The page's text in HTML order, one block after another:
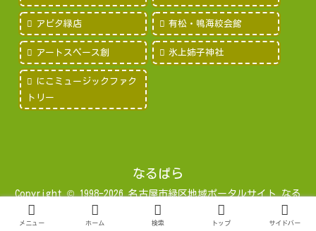
アピタ緑店 有松・鳴海絞会館
アートスペース創 氷上姉子神社
にこミュージックファク
トリー
なるぱら
Copyright © 1998-2026 名古屋市緑区地域ポータルサイト なる
メニュー ホーム 検索 トップ サイドバー